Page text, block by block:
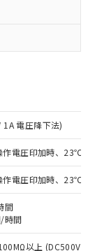
電圧降下法)
作電圧印加時、23℃、
作電圧印加時、23℃、
間
時間
以上 (DC500V絶
うえ
業取扱
価格
ので
は、
ある
）の
の非含
す予
質）の
中の
、有
して
どや
の
の
お問
、外国
商品